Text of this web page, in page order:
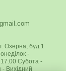
Озерна, буд 1
-
Субота -
- Вихідний